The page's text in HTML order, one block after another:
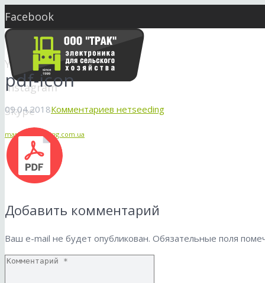
Facebook
Twitter
YouTube
Instagram
Skype
market@seeding.com.ua
pdf-icon
09.04.2018Комментариев нетseeding
Добавить комментарий
Ваш e-mail не будет опубликован. Обязательные поля